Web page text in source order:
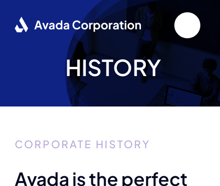
content
HISTORY
CORPORATE HISTORY
Avada is the perfect